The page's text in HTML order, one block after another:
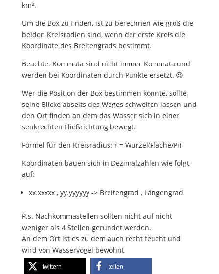
km².
Um die Box zu finden, ist zu berechnen wie groß die
beiden Kreisradien sind, wenn der erste Kreis die
Koordinate des Breitengrads bestimmt.
Beachte: Kommata sind nicht immer Kommata und
werden bei Koordinaten durch Punkte ersetzt. 😉
Wer die Position der Box bestimmen konnte, sollte
seine Blicke abseits des Weges schweifen lassen und
den Ort finden an dem das Wasser sich in einer
senkrechten Fließrichtung bewegt.
Formel für den Kreisradius: r = Wurzel(Fläche/Pi)
Koordinaten bauen sich in Dezimalzahlen wie folgt
auf:
xx.xxxxx , yy.yyyyyy -> Breitengrad , Längengrad
P.s. Nachkommastellen sollten nicht auf nicht
weniger als 4 Stellen gerundet werden.
An dem Ort ist es zu dem auch recht feucht und
wird von Wasservögel bewohnt
twittern teilen